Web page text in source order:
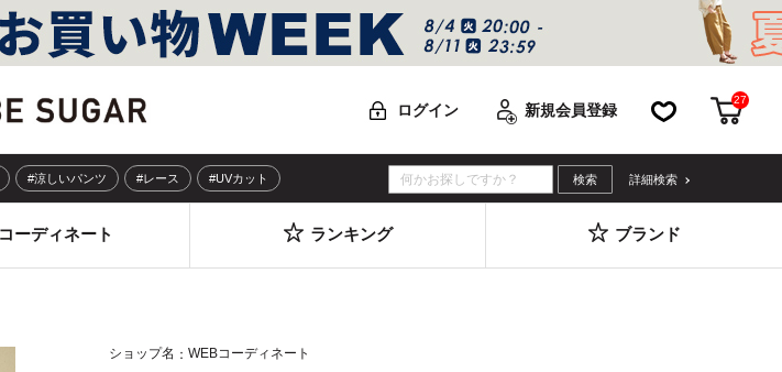
ログイン 新規会員登録 お気に入りカート
27
#涼しいパンツ #レース #UVカット 詳細検索
コーディネート ランキング ブランド
ショップ名 WEBコーディネート